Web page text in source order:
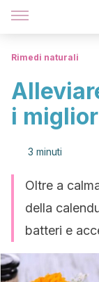
Rimedi naturali
i
3 minuti
Oltre a
della
batteri e